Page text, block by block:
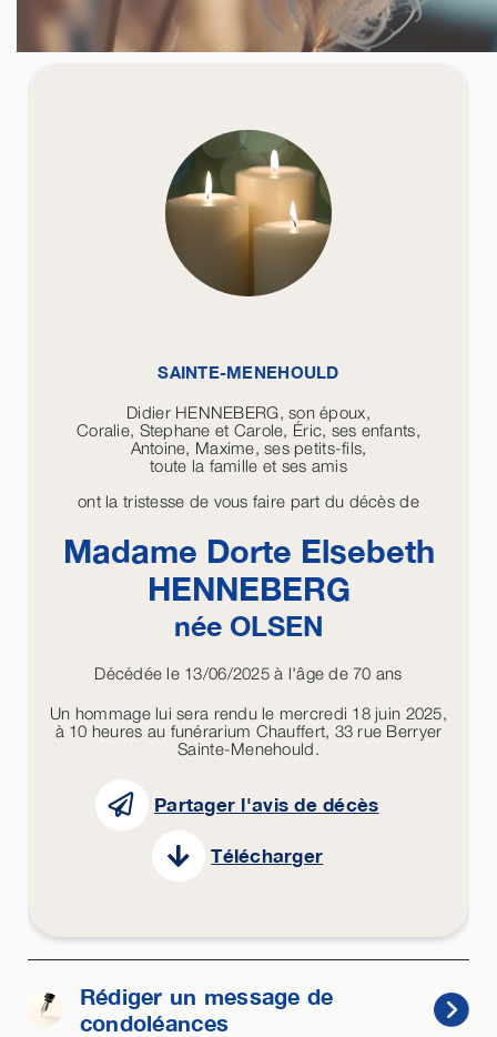
SAINTE-MENEHOULD
Didier HENNEBERG, son époux,
Coralie, Stephane et Carole, Éric, ses enfants,
Antoine, Maxime, ses petits-fils,
toute la famille et ses amis
ont la tristesse de vous faire part du décès de
Madame Dorte Elsebeth
HENNEBERG
née OLSEN
Décédée le 13/06/2025 à l'âge de 70 ans
Un hommage lui sera rendu le mercredi 18 juin 2025,
à 10 heures au funérarium Chauffert, 33 rue Berryer
Sainte-Menehould.
Partager l'avis de décès
Télécharger
Rédiger un message de
condoléances